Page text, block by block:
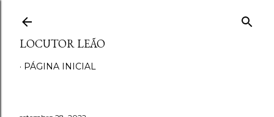
LOCUTOR LEÃO
PÁGINA INICIAL